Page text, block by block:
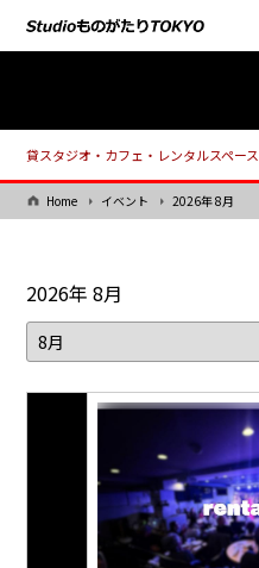
貸スタジオ・カフェ・レンタルスペース
Home イベント 2026年 8月
2026年 8月